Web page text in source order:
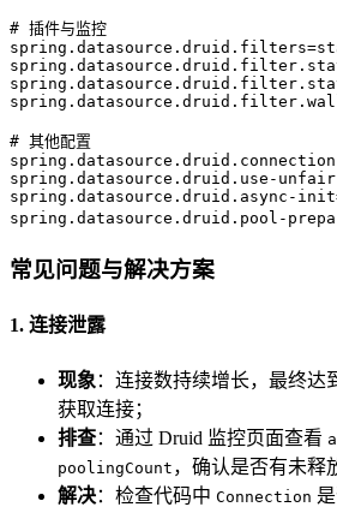
# 插件与监控
spring.datasource.druid.filters=
# 其他配置
spring.datasource.druid.use-
spring.datasource.druid.async-init
spring.datasource.druid.pool-
常见问题与解决方案
1. 连接泄露
现象 ：连接数持续增长，最终达
获取连接；
排查：通过 Druid 监控页面查看
poolingCount ，确认是否有未释
解决：检查代码中 Connection